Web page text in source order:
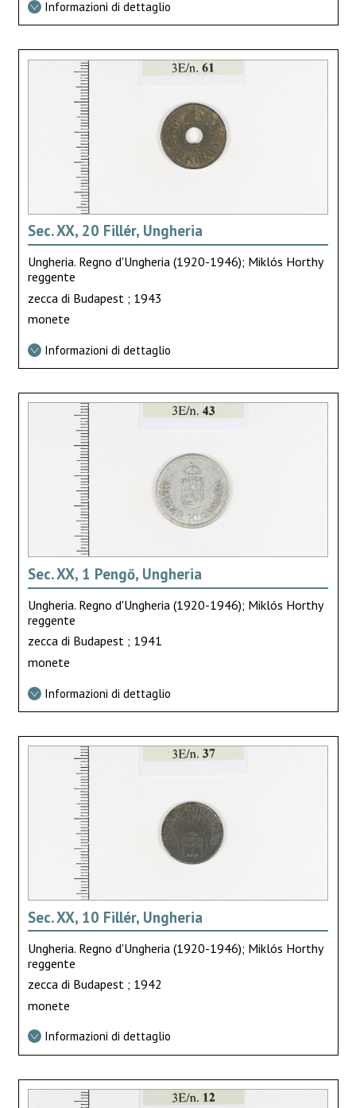
Informazioni di dettaglio
Sec. XX, 20 Fillér, Ungheria
Ungheria. Regno d'Ungheria (1920-1946); Miklós Horthy
reggente
zecca di Budapest ; 1943
monete
Informazioni di dettaglio
Sec. XX, 1 Pengő, Ungheria
Ungheria. Regno d'Ungheria (1920-1946); Miklós Horthy
reggente
zecca di Budapest ; 1941
monete
Informazioni di dettaglio
Sec. XX, 10 Fillér, Ungheria
Ungheria. Regno d'Ungheria (1920-1946); Miklós Horthy
reggente
zecca di Budapest ; 1942
monete
Informazioni di dettaglio